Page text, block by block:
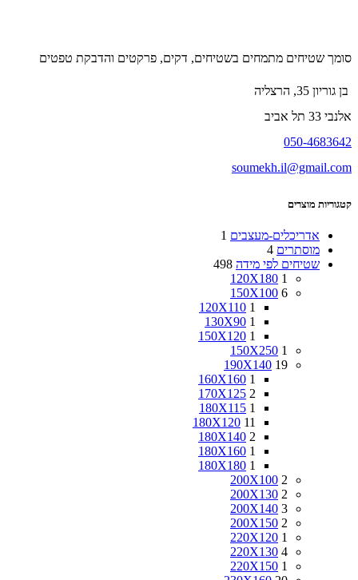
סומך שטיחים מתמחים בשטיחים, דקים, פרקטים והדבקת טפטים
בן גוריון 35, הרצליה
אלנבי 33 תל אביב
050-4683642
soumekh.il@gmail.com
קטגוריות מוצרים
אדריכלים-מעצבים 1
מוסתרים 4
שטיחים לפי מידה 498
120X180 1
150X100 6
120X110 1
130X90 1
150X120 1
150X250 1
190X140 19
160X160 1
170X125 2
180X115 1
180X120 11
180X140 2
180X160 1
180X180 1
200X100 2
200X130 2
200X140 3
200X150 2
220X120 1
220X130 4
220X150 1